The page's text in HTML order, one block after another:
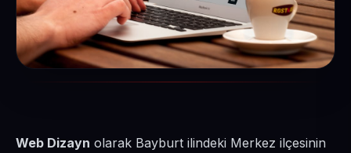
Web Dizayn olarak Bayburt ilindeki Merkez ilçesinin